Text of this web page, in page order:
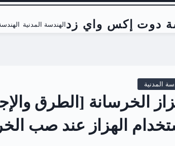
دوت إكس واي زد الهندسة المدنية
المدنية
الخرسانة [الطرق
الهزاز عند صب